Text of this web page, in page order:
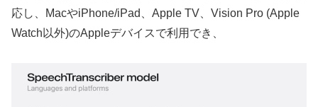
応し、MacやiPhone/iPad、Apple TV、Vision Pro (Apple
Watch以外)のAppleデバイスで利用でき、